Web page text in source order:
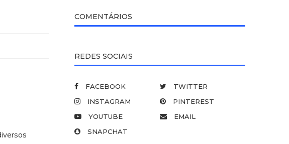
COMENTÁRIOS
REDES SOCIAIS
FACEBOOK
TWITTER
INSTAGRAM
PINTEREST
YOUTUBE
EMAIL
SNAPCHAT